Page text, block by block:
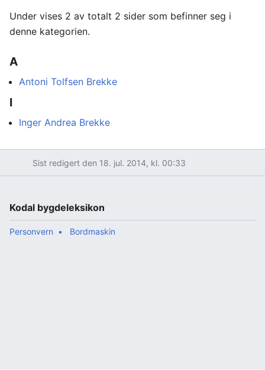
Under vises 2 av totalt 2 sider som befinner seg i
denne kategorien.
A
Antoni Tolfsen Brekke
I
Inger Andrea Brekke
Sist redigert den 18. jul. 2014, kl. 00:33
Kodal bygdeleksikon
Personvern Bordmaskin